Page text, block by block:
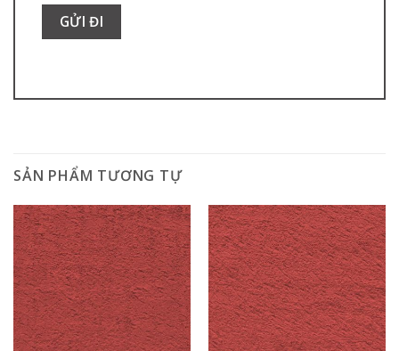
SẢN PHẨM TƯƠNG TỰ